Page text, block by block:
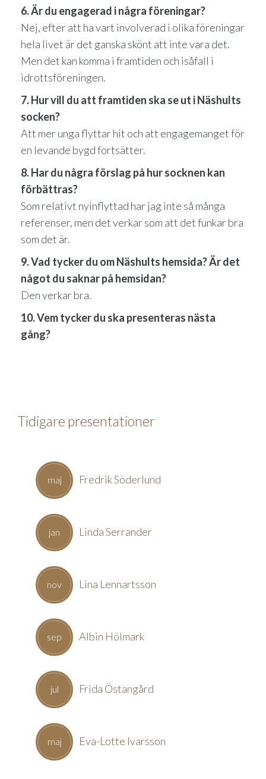
Tidigare presentationer
maj Fredrik Söderlund
jan Linda Serrander
nov Lina Lennartsson
sep Albin Hölmark
jul Frida Östangård
maj Eva-Lotte Ivarsson
6. Är du engagerad i några föreningar?
Nej, efter att ha vart involverad i olika föreningar
hela livet är det ganska skönt att inte vara det.
Men det kan komma i framtiden och isåfall i
idrottsföreningen.
7. Hur vill du att framtiden ska se ut i Näshults
socken?
Att mer unga flyttar hit och att engagemanget för
en levande bygd fortsätter.
8. Har du några förslag på hur socknen kan
förbättras?
Som relativt nyinflyttad har jag inte så många
referenser, men det verkar som att det funkar bra
som det är.
9. Vad tycker du om Näshults hemsida? Är det
något du saknar på hemsidan?
Den verkar bra.
10. Vem tycker du ska presenteras nästa
gång?